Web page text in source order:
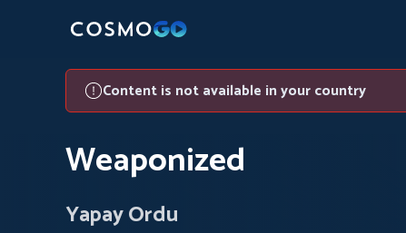
Content is not available in your country
Weaponized
Yapay Ordu